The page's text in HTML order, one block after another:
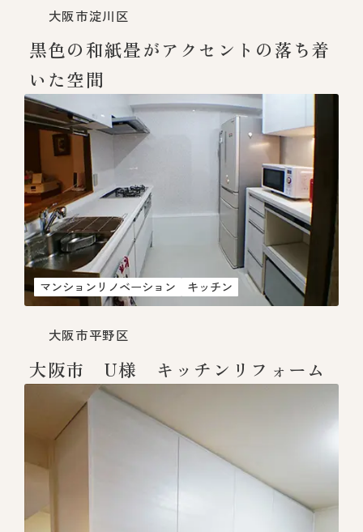
大阪市淀川区
黒色の和紙畳がアクセントの落ち着
いた空間
マンションリノベーション キッチン
大阪市平野区
大阪市 U様 キッチンリフォーム